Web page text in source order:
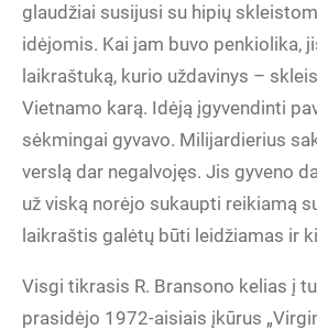
glaudžiai susijusi su hipių
idėjomis. Kai jam buvo penkiolika,
laikraštuką, kurio uždavinys –
Vietnamo karą. Idėją įgyvendinti
sėkmingai gyvavo. Milijardierius
verslą dar negalvojęs. Jis gyveno
už viską norėjo sukaupti reikiamą
laikraštis galėtų būti leidžiamas ir
Visgi tikrasis R. Bransono kelias į
prasidėjo 1972-aisiais įkūrus